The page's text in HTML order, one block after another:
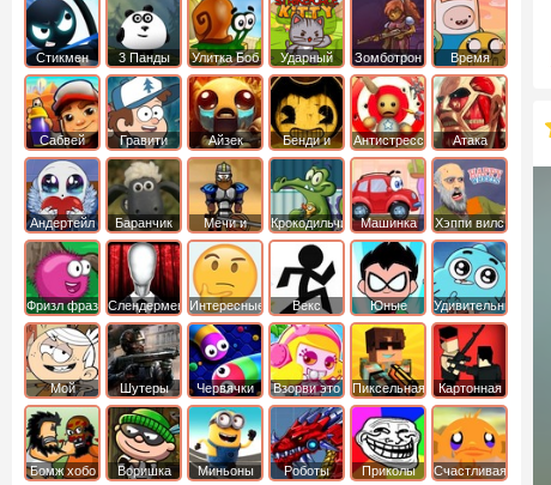
Стикмен 3 Панды Улитка Боб
Ударный
отряд котят
Зомботрон
Время
Приключений
Сабвей
Серф
Гравити
Фолз
Айзек
Бенди и
Чернильная
машина
Антистресс
Атака
Титанов
Андертейл
Баранчик
Шон
Мечи и
Сандали
Крокодильчик
Свомпи
Машинка
Вилли
Хэппи вилс
Фризл фраз Слендермен Интересные Векс
Юные
титаны
вперед
Удивительный
мир
Гамбола
Мой
шумный
дом
Шутеры Червячки Взорви это
Пиксельная
война
Картонная
башка
Бомж хобо
Воришка
Миньоны
Роботы
Приколы
Счастливая